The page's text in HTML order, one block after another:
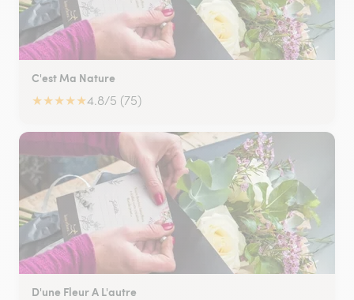
C'est Ma Nature
★★★★★4.8/5 (75)
D'une Fleur A L'autre